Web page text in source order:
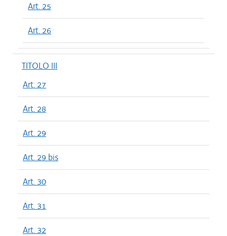
Art. 25
Art. 26
TITOLO III
Art. 27
Art. 28
Art. 29
Art. 29 bis
Art. 30
Art. 31
Art. 32